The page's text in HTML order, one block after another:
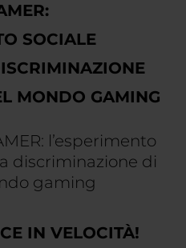
SOCIALE
MONDO GAMING
l’esperimento
discriminazione di
gaming
IN VELOCITÀ!